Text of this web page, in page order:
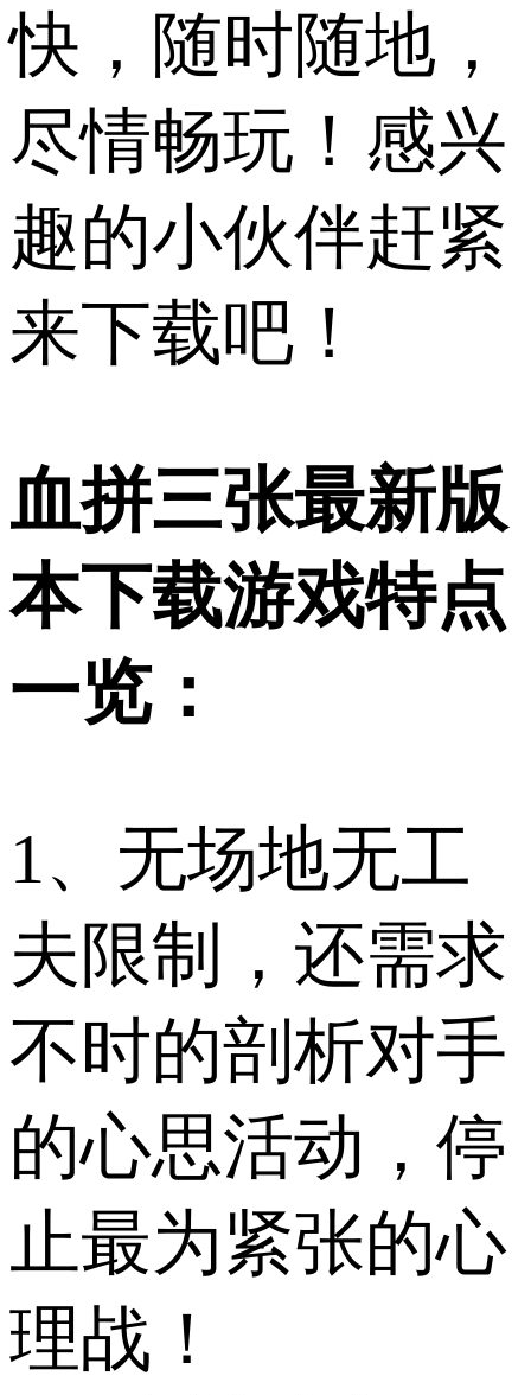
快，随时随地，
尽情畅玩！感兴
趣的小伙伴赶紧
来下载吧！
血拼三张最新版
本下载游戏特点
一览：
1、无场地无工
夫限制，还需求
不时的剖析对手
的心思活动，停
止最为紧张的心
理战！